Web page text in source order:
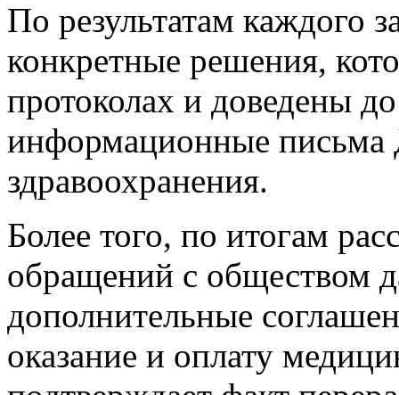
По результатам каждого
конкретные решения,
протоколах и доведены
информационные письма
здравоохранения.
Более того, по итогам
обращений с обществом
дополнительные
оказание и оплату